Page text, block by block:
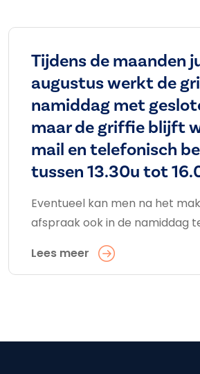
Tijdens de maanden
augustus werkt de
namiddag met
maar de griffie blijft
mail en telefonisch
tussen 13.30u tot
Eventueel kan men na het
afspraak ook in de namiddag
Lees meer